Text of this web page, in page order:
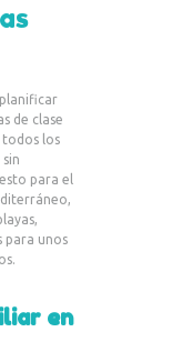
de clase
los
para el
para unos
en